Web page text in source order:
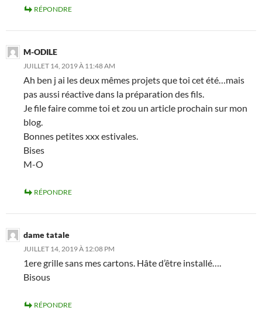
RÉPONDRE
M-ODILE
JUILLET 14, 2019 À 11:48 AM
Ah ben j ai les deux mêmes projets que toi cet été…mais
pas aussi réactive dans la préparation des fils.
Je file faire comme toi et zou un article prochain sur mon
blog.
Bonnes petites xxx estivales.
Bises
M-O
RÉPONDRE
dame tatale
JUILLET 14, 2019 À 12:08 PM
1ere grille sans mes cartons. Hâte d’être installé….
Bisous
RÉPONDRE